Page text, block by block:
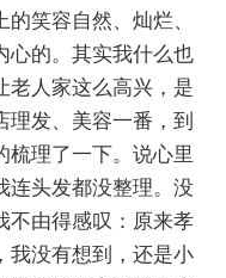
笑容自然、灿烂、
心的。其实我什么也
老人家这么高兴，是
理发、美容一番，到
梳理了一下。说心里
连头发都没整理。没
不由得感叹：原来孝
我没有想到，还是小